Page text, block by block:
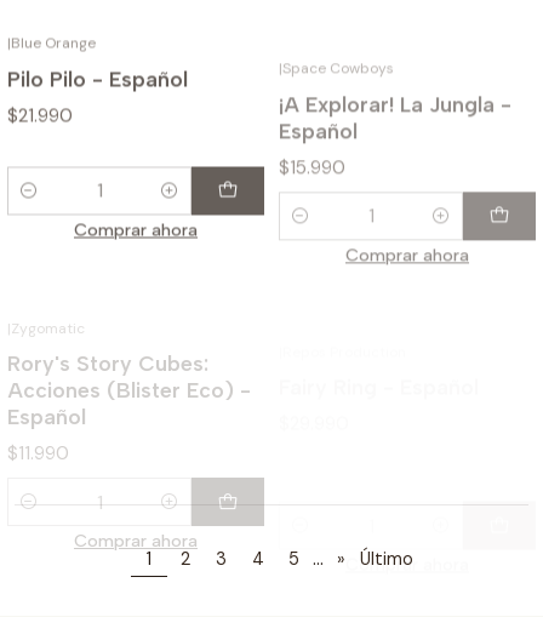
Pilo Pilo - Español
$21.990
Cantidad
Comprar ahora
Español
$15.990
Cantidad
Comprar ahora
Zygomatic
Español
$11.990
Cantidad
Fairy Ring - Español
1 2 3 4 5 ... » Último